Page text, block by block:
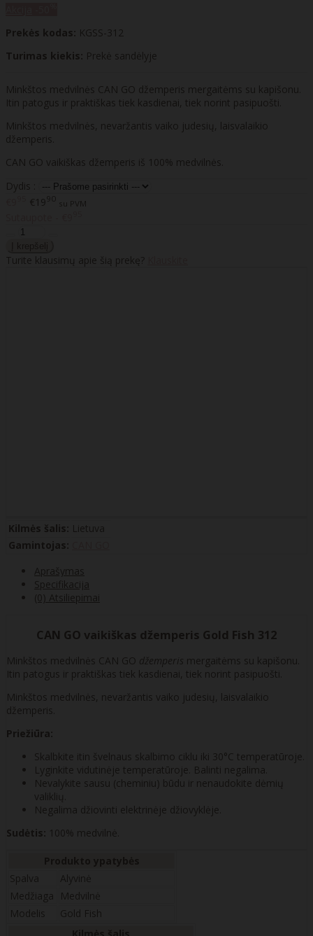
Prekės kodas: KGSS-312
Turimas kiekis: Prekė sandėlyje
Minkštos medvilnės CAN GO džemperis mergaitėms su kapišonu.
Itin patogus ir praktiškas tiek kasdienai, tiek norint pasipuošti.
Minkštos medvilnės, nevaržantis vaiko judesių, laisvalaikio
džemperis.
CAN GO vaikiškas džemperis iš 100% medvilnės.
Dydis :
€1990 su PVM
Turite klausimų apie šią prekę?
Kilmės šalis: Lietuva
Gamintojas:
Aprašymas
Specifikacija
(0) Atsiliepimai
CAN GO vaikiškas džemperis Gold Fish 312
Minkštos medvilnės CAN GO džemperis mergaitėms su kapišonu.
Itin patogus ir praktiškas tiek kasdienai, tiek norint pasipuošti.
Minkštos medvilnės, nevaržantis vaiko judesių, laisvalaikio
džemperis.
Priežiūra:
Skalbkite itin švelnaus skalbimo ciklu iki 30°C temperatūroje.
Lyginkite vidutinėje temperatūroje. Balinti negalima.
Nevalykite sausu (cheminiu) būdu ir nenaudokite dėmių
valiklių.
Negalima džiovinti elektrinėje džiovyklėje.
Sudėtis: 100% medvilnė.
Spalva
Alyvinė
Medžiaga
Medvilnė
Modelis
Gold Fish